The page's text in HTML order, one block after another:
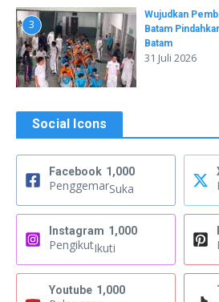
3
Wujudkan
Batam
Batam
31 Juli 2026
Social Icons
Facebook 1,000
PenggemarSuka
Instagram 1,000
PengikutIkuti
Youtube 1,000